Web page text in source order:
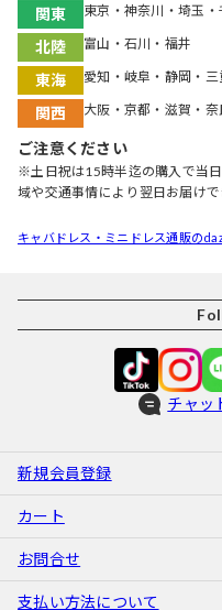
関東 東京・神奈川・埼玉
北陸 富山・石川・福井
東海 愛知・岐阜・静岡・三
関西 大阪・京都・滋賀・奈
ご注意ください
※土日祝は15時半迄の購入で当
域や交通事情により翌日お届けで
キャバドレス・ミニドレス通販の
チャッ
新規会員登録
カート
お問合せ
支払い方法について